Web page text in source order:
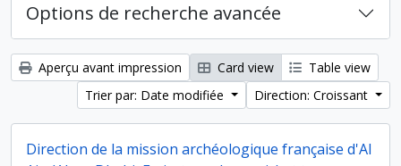
Options de recherche avancée
Aperçu avant impression Card view
Table view
Trier par: Date modifiée
Direction: Croissant
Direction de la mission archéologique française d'Al